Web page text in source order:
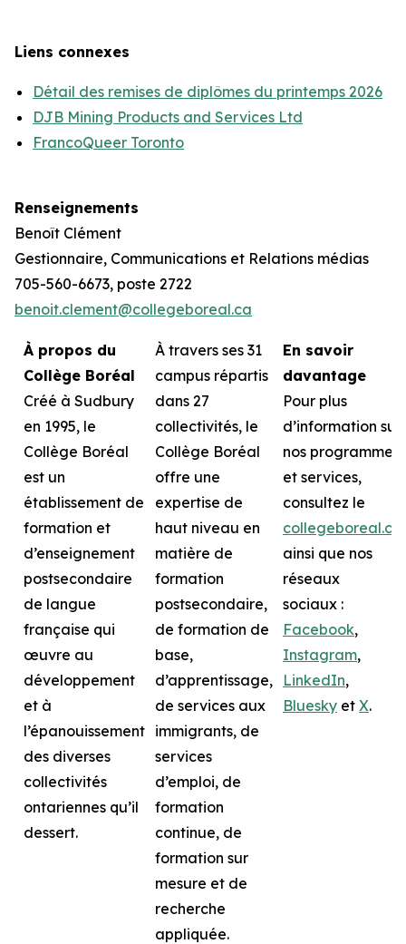
Liens connexes
Détail des remises de diplômes du printemps 2026
DJB Mining Products and Services Ltd
FrancoQueer Toronto
Renseignements
Benoît Clément
Gestionnaire, Communications et Relations médias
705-560-6673, poste 2722
benoit.clement@collegeboreal.ca
À propos du
Collège Boréal
Créé à Sudbury
en 1995, le
Collège Boréal
est un
établissement de
formation et
d’enseignement
postsecondaire
de langue
française qui
œuvre au
développement
et à
l’épanouissement
des diverses
collectivités
ontariennes qu’il
dessert.
À travers ses 31
campus répartis
dans 27
collectivités, le
Collège Boréal
offre une
expertise de
haut niveau en
matière de
formation
postsecondaire,
de formation de
base,
d’apprentissage,
de services aux
immigrants, de
services
d’emploi, de
formation
continue, de
formation sur
mesure et de
recherche
appliquée.
En savoir
davantage
Pour plus
d’information sur
nos programmes
et services,
consultez le
collegeboreal.ca
ainsi que nos
réseaux
sociaux :
Facebook,
Instagram,
LinkedIn,
Bluesky et X.